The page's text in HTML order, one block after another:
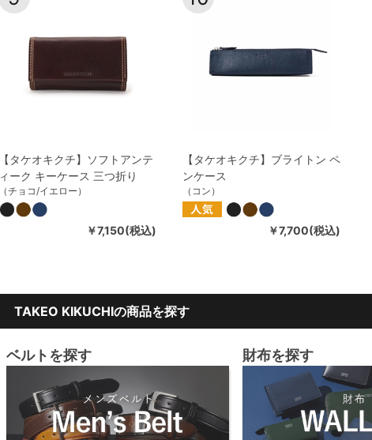
【タケオキクチ】ソフトアンテ
ィーク キーケース 三つ折り
（チョコ/イエロー）
￥7,150(税込)
【タケオキクチ】ブライトン ペ
ンケース
（コン）
￥7,700(税込)
TAKEO KIKUCHIの商品を探す
ベルトを探す 財布を探す